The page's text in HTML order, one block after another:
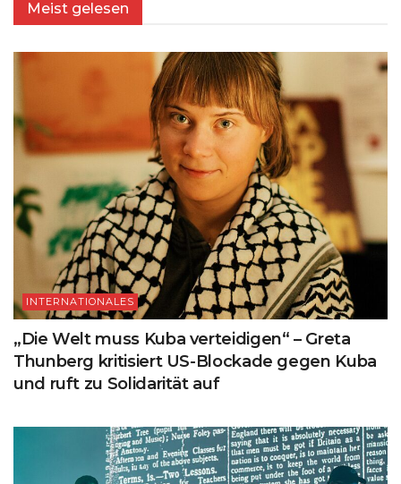
Meist gelesen
INTERNATIONALES
„Die Welt muss Kuba verteidigen“ – Greta
Thunberg kritisiert US-Blockade gegen Kuba
und ruft zu Solidarität auf